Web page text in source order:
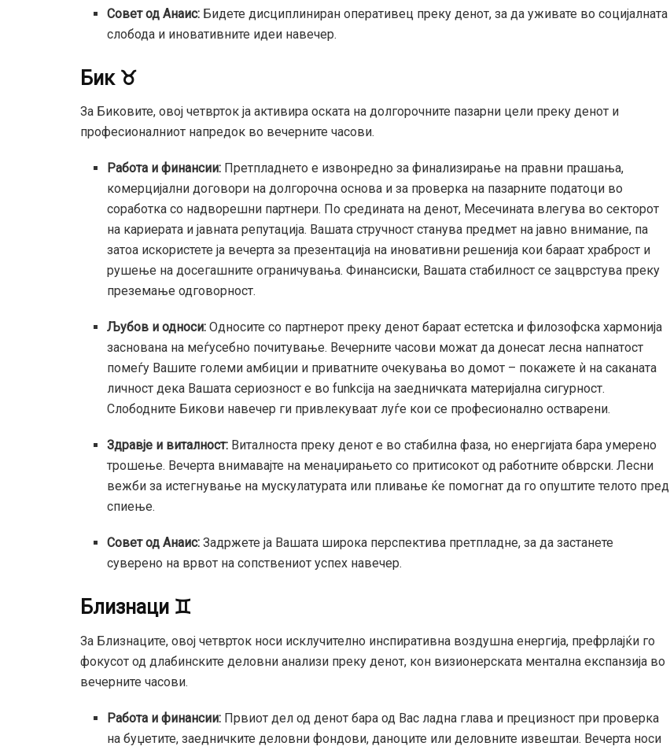
Совет од Анаис: Бидете дисциплиниран оперативец преку денот, за да уживате во социјалната
слобода и иновативните идеи навечер.
Бик ♉
За Биковите, овој четврток ја активира оската на долгорочните пазарни цели преку денот и
професионалниот напредок во вечерните часови.
Работа и финансии: Претпладнето е извонредно за финализирање на правни прашања,
комерцијални договори на долгорочна основа и за проверка на пазарните податоци во
соработка со надворешни партнери. По средината на денот, Месечината влегува во секторот
на кариерата и јавната репутација. Вашата стручност станува предмет на јавно внимание, па
затоа искористете ја вечерта за презентација на иновативни решенија кои бараат храброст и
рушење на досегашните ограничувања. Финансиски, Вашата стабилност се зацврстува преку
преземање одговорност.
Љубов и односи: Односите со партнерот преку денот бараат естетска и филозофска хармонија
заснована на меѓусебно почитување. Вечерните часови можат да донесат лесна напнатост
помеѓу Вашите големи амбиции и приватните очекувања во домот – покажете ѝ на саканата
личност дека Вашата сериозност е во funkcija на заедничката материјална сигурност.
Слободните Бикови навечер ги привлекуваат луѓе кои се професионално остварени.
Здравје и виталност: Виталноста преку денот е во стабилна фаза, но енергијата бара умерено
трошење. Вечерта внимавајте на менаџирањето со притисокот од работните обврски. Лесни
вежби за истегнување на мускулатурата или пливање ќе помогнат да го опуштите телото пред
спиење.
Совет од Анаис: Задржете ја Вашата широка перспектива претпладне, за да застанете
суверено на врвот на сопствениот успех навечер.
Близнаци ♊
За Близнаците, овој четврток носи исклучително инспиративна воздушна енергија, префрлајќи го
фокусот од длабинските деловни анализи преку денот, кон визионерската ментална експанзија во
вечерните часови.
Работа и финансии: Првиот дел од денот бара од Вас ладна глава и прецизност при проверка
на буџетите, заедничките деловни фондови, даноците или деловните извештаи. Вечерта носи